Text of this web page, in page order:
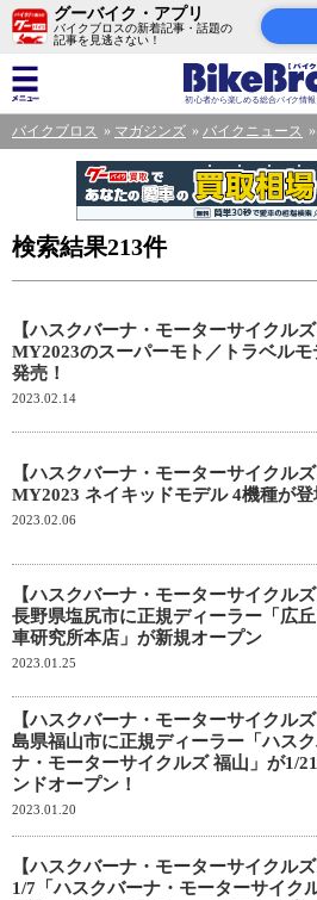
グーバイク・アプリ
バイクブロスの新着記事・話題の
記事を見逃さない！
バイクブロス マガジンズ バイクニュース
検索結果213件
【ハスクバーナ・モーターサイクルズ
MY2023のスーパーモト／トラベルモ
発売！
2023.02.14
【ハスクバーナ・モーターサイクルズ
MY2023 ネイキッドモデル 4機種が登
2023.02.06
【ハスクバーナ・モーターサイクル
長野県塩尻市に正規ディーラー「広
車研究所本店」が新規オープン
2023.01.25
【ハスクバーナ・モーターサイクル
島県福山市に正規ディーラー「ハス
ナ・モーターサイクルズ 福山」が1/
ンドオープン！
2023.01.20
【ハスクバーナ・モーターサイクルズ
1/7「ハスクバーナ・モーターサイク